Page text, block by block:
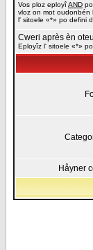
Vos ploz eployîAND
vloz on mot oudonbén
l' sitoele «*» po defini
Cweri après èn
Eployîz l' sitoele «*»
Håyner